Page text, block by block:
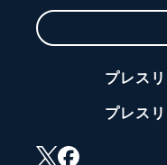
プレス
プレス